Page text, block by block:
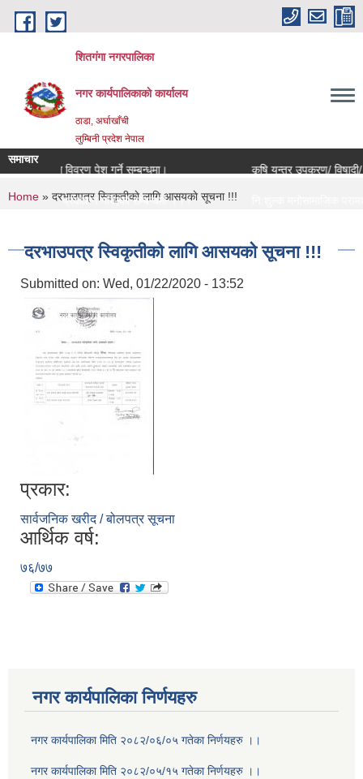
Skip to main content
शितगंगा नगरपालिका
नगर कार्यपालिकाकाे कार्यालय
ठाडा, अर्घाखाँची
लुम्बिनी प्रदेश नेपाल
समाचार
सम्पत्ति विवरण पेश गर्ने सम्बन्धमा।
कृषि यन्त्र उपकरण/ विषादी/
सूचना प्रकाशन गरिएको सम्बन्धमा ।।।
You are here
Home » दरभाउपत्र स्विकृतीकाे लागि आसयकाे सूचना !!!
दरभाउपत्र स्विकृतीकाे लागि आसयकाे सूचना !!!
Submitted on: Wed, 01/22/2020 - 13:52
प्रकार:
सार्वजनिक खरीद / बोलपत्र सूचना
आर्थिक वर्ष:
७६/७७
नगर कार्यपालिका निर्णयहरु
नगर कार्यपालिका मिति २०८२/०६/०५ गतेका निर्णयहरु ।।
नगर कार्यपालिका मिति २०८२/०५/१५ गतेका निर्णयहरु ।।